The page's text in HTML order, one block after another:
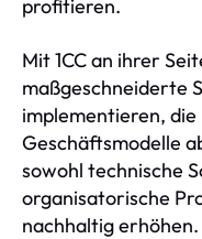
profitieren.
Mit 1CC an ihrer
maßgeschneiderte
implementieren,
Geschäftsmodelle
sowohl technische
organisatorische
nachhaltig erhöhen.